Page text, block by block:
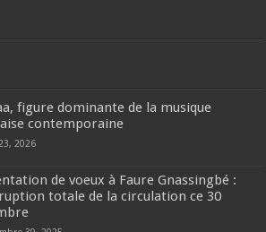
figure dominante de la musique
contemporaine
2026
de voeux à Faure Gnassingbé :
totale de la circulation ce 30